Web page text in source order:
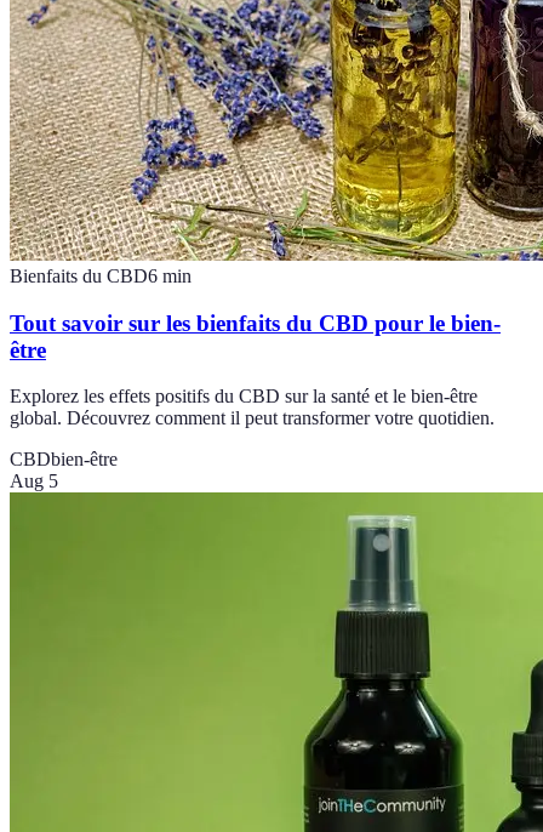
Bienfaits du CBD6 min
Tout savoir sur les bienfaits du CBD pour le bien-
être
Explorez les effets positifs du CBD sur la santé et le bien-être
global. Découvrez comment il peut transformer votre quotidien.
CBDbien-être
Aug 5